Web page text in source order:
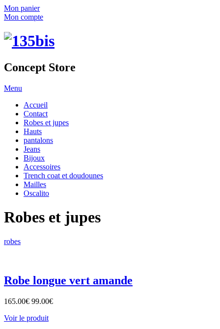
Mon panier
Mon compte
Concept Store
Menu
Accueil
Contact
Robes et jupes
Hauts
pantalons
Jeans
Bijoux
Accessoires
Trench coat et doudounes
Mailles
Oscalito
Robes et jupes
robes
Robe longue vert amande
165.00€ 99.00€
Voir le produit